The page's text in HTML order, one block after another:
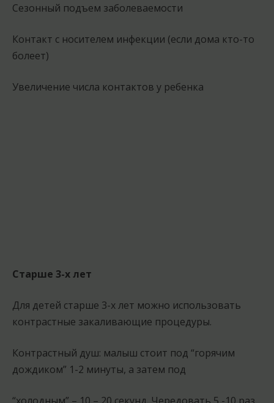
Сезонный подъем заболеваемости
Контакт с носителем инфекции (если дома кто-то
болеет)
Увеличение числа контактов у ребенка
Старше 3-х лет
Для детей старше 3-х лет можно использовать
контрастные закаливающие процедуры.
Контрастный душ: малыш стоит под “горячим
дождиком” 1-2 минуты, а затем под